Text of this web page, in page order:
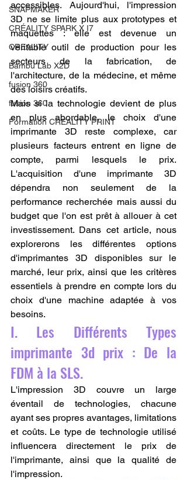
SNAPMAKER
CRÉALITY SPARK X I7
CREALITY
Bambu Lab X2D
fusion 360
fusion 360
Formation CREALITY PRINT
accessibles. Aujourd'hui, l'impression
3D ne se limite plus aux prototypes et
maquettes : elle est devenue un
véritable outil de production pour les
secteurs de la fabrication, de
l'architecture, de la médecine, et même
des loisirs créatifs.
Mais si la technologie devient de plus
en plus abordable, le choix d'une
imprimante 3D reste complexe, car
plusieurs facteurs entrent en ligne de
compte, parmi lesquels le prix.
L'acquisition d'une imprimante 3D
dépendra non seulement de la
performance recherchée mais aussi du
budget que l'on est prêt à allouer à cet
investissement. Dans cet article, nous
explorerons les différentes options
d'imprimantes 3D disponibles sur le
marché, leur prix, ainsi que les critères
essentiels à prendre en compte lors du
choix d'une machine adaptée à vos
besoins.
I. Les Différents Types
imprimante 3d prix : De la
FDM à la SLS.
L'impression 3D couvre un large
éventail de technologies, chacune
ayant ses propres avantages, limitations
et coûts. Le type de technologie utilisé
influencera directement le prix de
l'imprimante, ainsi que la qualité de
l'impression.